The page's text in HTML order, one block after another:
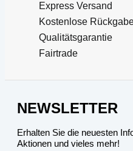
Express Versand
Kostenlose
Qualitätsgarantie
Fairtrade
NEWSLETTER
Erhalten Sie die neuesten
Aktionen und vieles mehr!